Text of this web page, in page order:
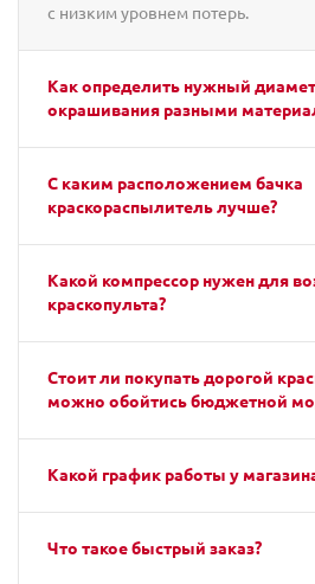
с низким уровнем потерь.
Как определить нужный
окрашивания разными
С каким расположением бачка
краскораспылитель лучше?
Какой компрессор нужен для
краскопульта?
Стоит ли покупать дорогой
можно обойтись бюджетной
Какой график работы у
Что такое быстрый заказ?